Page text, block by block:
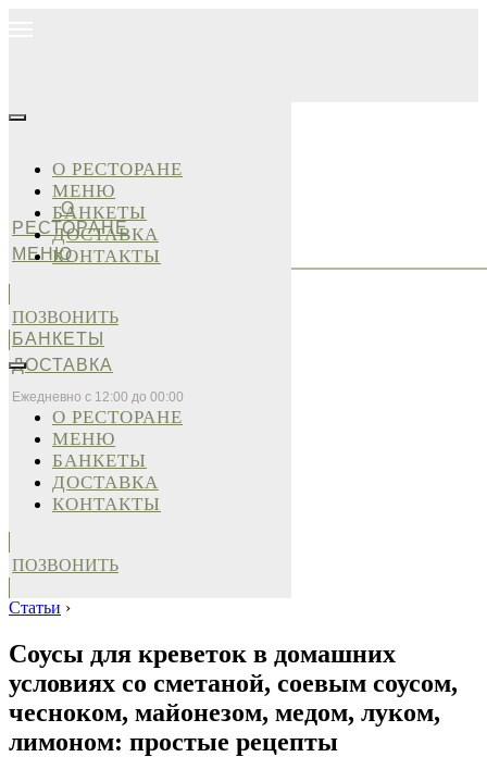
О
РЕСТОРАНЕ
МЕНЮ
БАНКЕТЫ
ДОСТАВКА
Ежедневно с 12:00 до 00:00
О РЕСТОРАНЕ
МЕНЮ
БАНКЕТЫ
ДОСТАВКА
КОНТАКТЫ
ПОЗВОНИТЬ
О РЕСТОРАНЕ
МЕНЮ
БАНКЕТЫ
ДОСТАВКА
КОНТАКТЫ
ПОЗВОНИТЬ
Статьи ›
Соусы для креветок в домашних
условиях со сметаной, соевым соусом,
чесноком, майонезом, медом, луком,
лимоном: простые рецепты